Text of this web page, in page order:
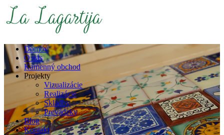
Domov
O nás
Kamenný obchod
Projekty
Vizualizácie
Realizácie
Skladby
Prevádzky
Blog
Kontakt